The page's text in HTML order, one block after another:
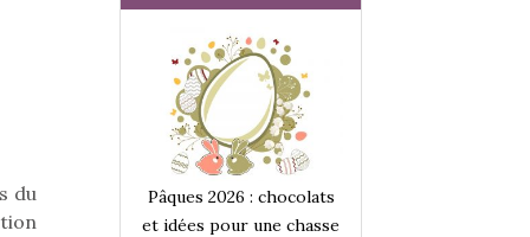
du
: chocolats
chasse
Pâques 2026 : chocolats
et idées pour une chasse